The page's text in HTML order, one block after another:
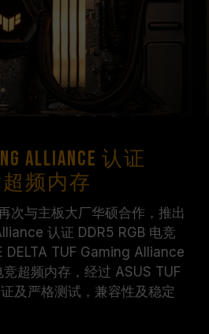
Alliance 认证
超频内存
次与主板大厂华硕合作，推出
认证 DDR5 RGB 电竞
DELTA TUF Gaming Alliance
竞超频内存，经过 ASUS TUF
及严格测试，兼容性及稳定